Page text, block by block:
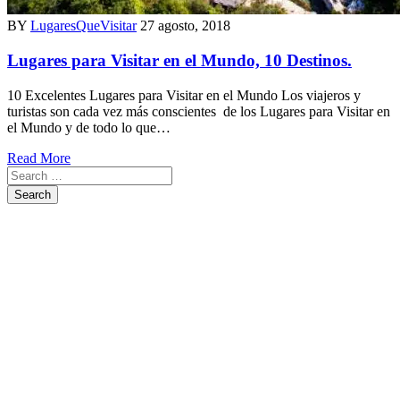
BY LugaresQueVisitar 27 agosto, 2018
Lugares para Visitar en el Mundo, 10 Destinos.
10 Excelentes Lugares para Visitar en el Mundo Los viajeros y
turistas son cada vez más conscientes de los Lugares para Visitar en
el Mundo y de todo lo que…
Read More